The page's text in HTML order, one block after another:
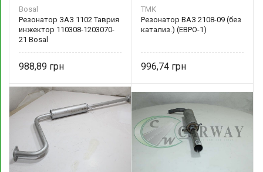
Bosal
Резонатор ЗАЗ 1102 Таврия
инжектор 110308-1203070-
21 Bosal
988,89
ТМК
Резонатор ВАЗ 2108-09 (без
катализ.) (ЕВРО-1)
996,74